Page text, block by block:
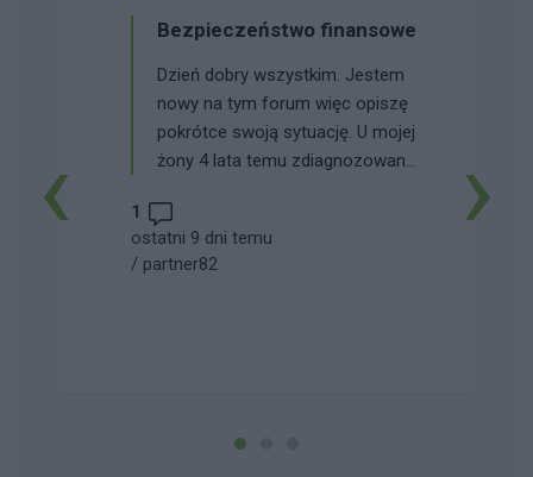
Bezpieczeństwo finansowe
Dzień dobry wszystkim. Jestem
nowy na tym forum więc opiszę
pokrótce swoją sytuację. U mojej
żony 4 lata temu zdiagnozowano
Wcześniej leczyła się na
depresję. Od tego momentu brała
przepisane leki i jej stan był w
temu. Podczas tej fazy kupowała
1
ostatni 9 dni temu
/ partner82
‹ ›